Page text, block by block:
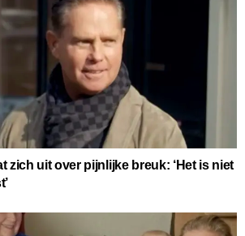
zich uit over pijnlijke breuk: ‘Het is niet